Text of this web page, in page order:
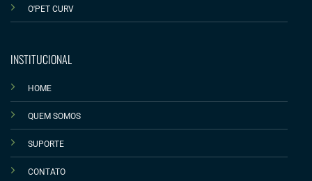
O'PET CURV
INSTITUCIONAL
HOME
QUEM SOMOS
SUPORTE
CONTATO